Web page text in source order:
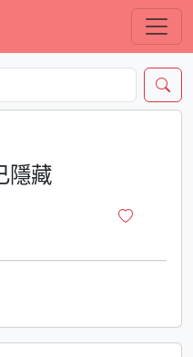
隱藏